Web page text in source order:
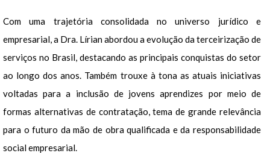
Com uma trajetória consolidada no universo jurídico e
empresarial, a Dra. Lírian abordou a evolução da terceirização de
serviços no Brasil, destacando as principais conquistas do setor
ao longo dos anos. Também trouxe à tona as atuais iniciativas
voltadas para a inclusão de jovens aprendizes por meio de
formas alternativas de contratação, tema de grande relevância
para o futuro da mão de obra qualificada e da responsabilidade
social empresarial.